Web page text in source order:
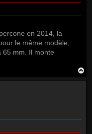
en 2014, la
le même modèle,
65 mm. Il monte